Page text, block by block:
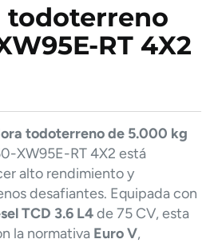
todoterreno
RT 4X2
todoterreno de 5.000 kg
XW95E-RT 4X2 está
alto rendimiento y
desafiantes. Equipada con
TCD 3.6 L4de 75 CV, esta
la normativa Euro V,